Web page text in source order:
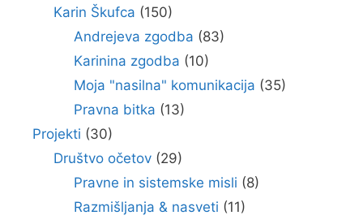
Karin Škufca (150)
Andrejeva zgodba (83)
Karinina zgodba (10)
Moja "nasilna" komunikacija (35)
Pravna bitka (13)
Projekti (30)
Društvo očetov(29)
Pravne in sistemske misli (8)
Razmišljanja & nasveti (11)